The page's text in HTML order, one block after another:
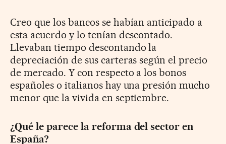
Creo que los bancos se habían anticipado a
esta acuerdo y lo tenían descontado.
Llevaban tiempo descontando la
depreciación de sus carteras según el precio
de mercado. Y con respecto a los bonos
españoles o italianos hay una presión mucho
menor que la vivida en septiembre.
¿Qué le parece la reforma del sector en
España?